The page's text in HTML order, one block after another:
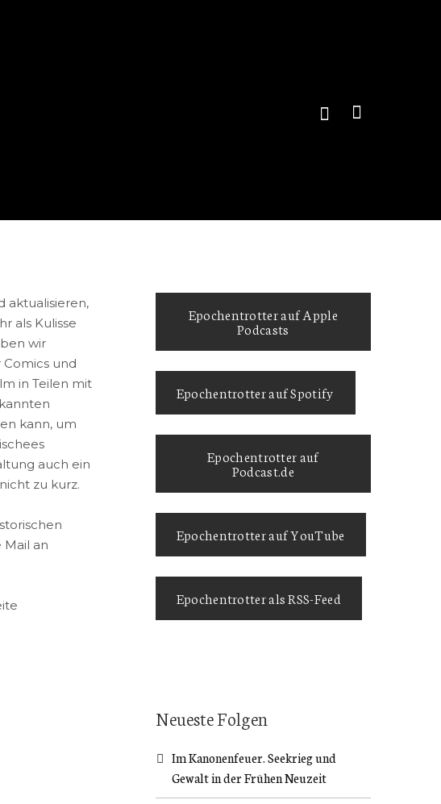
aktualisieren,
als Kulisse
wir
und
in Teilen mit
kann, um
auch ein
zu kurz.
Mail an
Epochentrotter auf Apple
Podcasts
Epochentrotter auf Spotify
Epochentrotter auf
Podcast.de
Epochentrotter auf YouTube
Epochentrotter als RSS-Feed
Neueste Folgen
Im Kanonenfeuer. Seekrieg und
Gewalt in der Frühen Neuzeit